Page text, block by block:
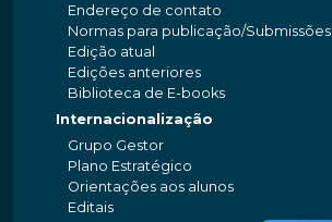
Endereço de contato
Normas para publicação/Submissões
Edição atual
Edições anteriores
Biblioteca de E-books
Internacionalização
Grupo Gestor
Plano Estratégico
Orientações aos alunos
Editais